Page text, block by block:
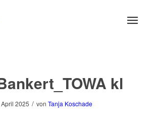
kl
2025 / vonTanja Koschade